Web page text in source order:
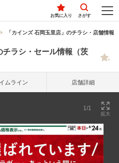
お気に入り さがす
「カインズ 石岡玉里店」のチラシ・店舗情報
チラシ・セール情報（茨
ム ライン 店舗詳細
1/1
拡大